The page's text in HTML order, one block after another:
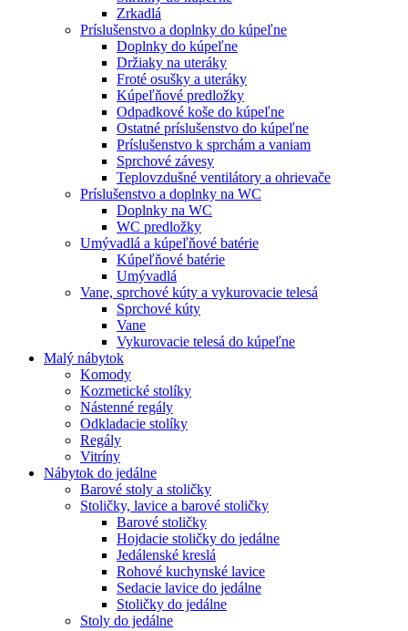
Zrkadlá
Príslušenstvo a doplnky do kúpeľne
Doplnky do kúpeľne
Držiaky na uteráky
Froté osušky a uteráky
Kúpeľňové predložky
Odpadkové koše do kúpeľne
Ostatné príslušenstvo do kúpeľne
Príslušenstvo k sprchám a vaniam
Sprchové závesy
Teplovzdušné ventilátory a ohrievače
Príslušenstvo a doplnky na WC
Doplnky na WC
WC predložky
Umývadlá a kúpeľňové batérie
Kúpeľňové batérie
Umývadlá
Vane, sprchové kúty a vykurovacie telesá
Sprchové kúty
Vane
Vykurovacie telesá do kúpeľne
Malý nábytok
Komody
Kozmetické stolíky
Nástenné regály
Odkladacie stolíky
Regály
Vitríny
Nábytok do jedálne
Barové stoly a stoličky
Stoličky, lavice a barové stoličky
Barové stoličky
Hojdacie stoličky do jedálne
Jedálenské kreslá
Rohové kuchynské lavice
Sedacie lavice do jedálne
Stoličky do jedálne
Stoly do jedálne